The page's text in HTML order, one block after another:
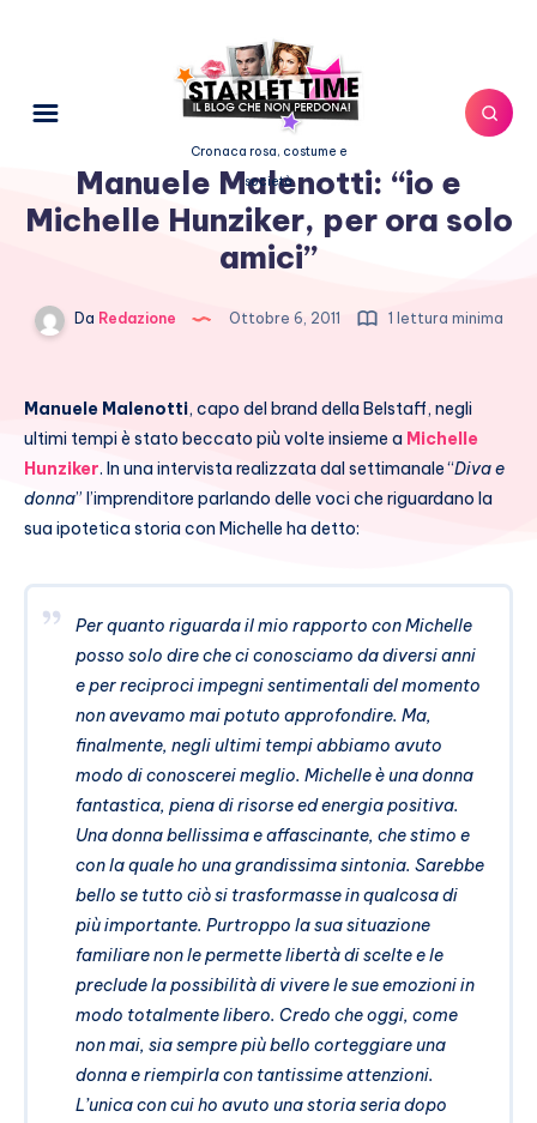
Cronaca rosa, costume e
società
Manuele Malenotti: “io e
Michelle Hunziker, per ora solo
amici”
Da Redazione Ottobre 6, 2011 1 lettura minima
Manuele Malenotti, capo del brand della Belstaff, negli
ultimi tempi è stato beccato più volte insieme a Michelle
Hunziker. In una intervista realizzata dal settimanale “Diva e
donna” l’imprenditore parlando delle voci che riguardano la
sua ipotetica storia con Michelle ha detto:
Per quanto riguarda il mio rapporto con Michelle
posso solo dire che ci conosciamo da diversi anni
e per reciproci impegni sentimentali del momento
non avevamo mai potuto approfondire. Ma,
finalmente, negli ultimi tempi abbiamo avuto
modo di conoscerei meglio. Michelle è una donna
fantastica, piena di risorse ed energia positiva.
Una donna bellissima e affascinante, che stimo e
con la quale ho una grandissima sintonia. Sarebbe
bello se tutto ciò si trasformasse in qualcosa di
più importante. Purtroppo la sua situazione
familiare non le permette libertà di scelte e le
preclude la possibilità di vivere le sue emozioni in
modo totalmente libero. Credo che oggi, come
non mai, sia sempre più bello corteggiare una
donna e riempirla con tantissime attenzioni.
L’unica con cui ho avuto una storia seria dopo